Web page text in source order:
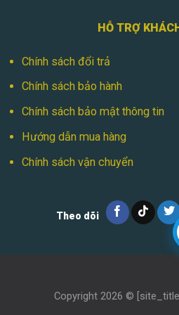
HỖ TRỢ
Chính sách đổi trả
Chính sách bảo hành
Chính sách bảo mật thông tin
Hướng dẫn mua hàng
Chính sách vận chuyển
Theo dõi
Copyright 2026 ©